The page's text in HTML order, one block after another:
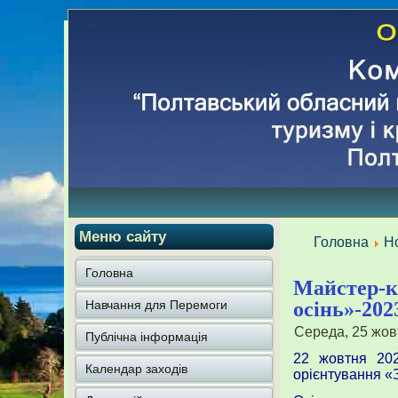
Меню сайту
Головна
Навчання для Перемоги
Публічна інформація
Календар заходів
Головна
Майстер-
осінь»-
Середа, 25
22 жовтня
орієнтування